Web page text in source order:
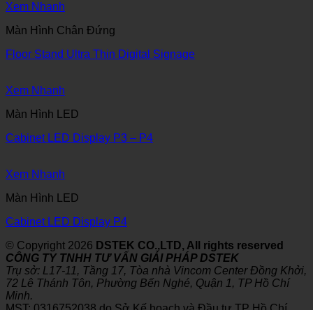
Xem Nhanh
Màn Hình Chân Đứng
Floor Stand Ultra Thin Digital Signage
Xem Nhanh
Màn Hình LED
Cabinet LED Display P3 – P4
Xem Nhanh
Màn Hình LED
Cabinet LED Display P4
© Copyright 2026 DSTEK CO.,LTD, All rights reserved
CÔNG TY TNHH TƯ VẤN GIẢI PHÁP DSTEK
Trụ sở: L17-11, Tầng 17, Tòa nhà Vincom Center Đồng Khởi,
72 Lê Thánh Tôn, Phường Bến Nghé, Quận 1, TP Hồ Chí
Minh.